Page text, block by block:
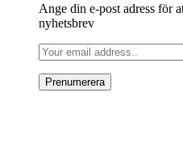
Ange din e-post adress för
nyhetsbrev